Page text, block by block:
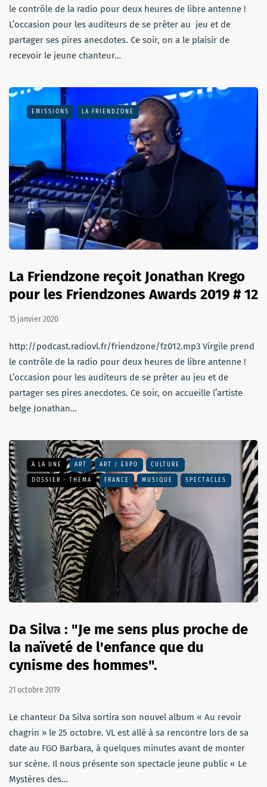
le contrôle de la radio pour deux heures de libre antenne !
L’occasion pour les auditeurs de se prêter au jeu et de
partager ses pires anecdotes. Ce soir, on a le plaisir de
recevoir le jeune chanteur…
EMISSIONS LA FRIENDZONE
La Friendzone reçoit Jonathan Krego
pour les Friendzones Awards 2019 # 12
15 janvier 2020
http://podcast.radiovl.fr/friendzone/fz012.mp3 Virgile prend
le contrôle de la radio pour deux heures de libre antenne !
L’occasion pour les auditeurs de se prêter au jeu et de
partager ses pires anecdotes. Ce soir, on accueille l’artiste
belge Jonathan…
A LA UNE ART ART / EXPO CULTURE
DOSSIER - THEMA FRANCE MUSIQUE SPECTACLES
Da Silva : "Je me sens plus proche de
la naïveté de l'enfance que du
cynisme des hommes".
21 octobre 2019
Le chanteur Da Silva sortira son nouvel album « Au revoir
chagrin » le 25 octobre. VL est allé à sa rencontre lors de sa
date au FGO Barbara, à quelques minutes avant de monter
sur scène. Il nous présente son spectacle jeune public « Le
Mystères des…